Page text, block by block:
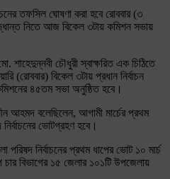
তফসিল ঘোষণা করা হবে রোববার (৩
নিতে আজ বিকেল ৩টায় কমিশন সভায়
শাহেদুন্নবী চৌধুরী স্বাক্ষরিত এক চিঠিতে
(রোববার) বিকেল ৩টায় প্রধান নির্বাচন
৪৫তম সভা অনুষ্ঠিত হবে।
আহমদ বলেছিলেন, আগামী মার্চের প্রথম
ভোটগ্রহণ হবে।
পরিষদ নির্বাচনের প্রথম ধাপের ভোট ১০ মার্চ
বিভাগের ১৫ জেলার ১০১টি উপজেলায়